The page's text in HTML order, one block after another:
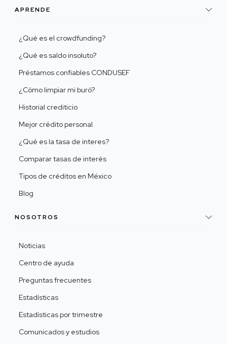
APRENDE
¿Qué es el crowdfunding?
¿Qué es saldo insoluto?
Préstamos confiables CONDUSEF
¿Cómo limpiar mi buró?
Historial crediticio
Mejor crédito personal
¿Qué es la tasa de interes?
Comparar tasas de interés
Tipos de créditos en México
Blog
NOSOTROS
Noticias
Centro de ayuda
Preguntas frecuentes
Estadísticas
Estadísticas por trimestre
Comunicados y estudios